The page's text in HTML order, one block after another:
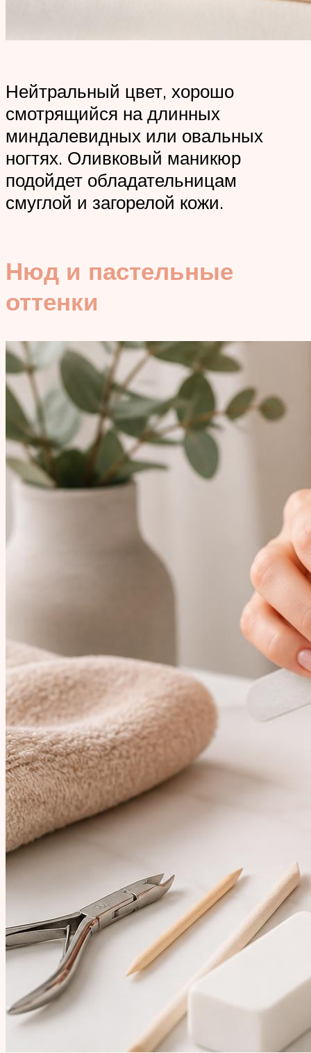
Нейтральный цвет, хорошо
смотрящийся на длинных
миндалевидных или овальных
ногтях. Оливковый маникюр
подойдет обладательницам
смуглой и загорелой кожи.
Нюд и пастельные
оттенки